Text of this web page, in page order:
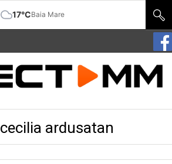
17°CBaia Mare
cecilia ardusatan